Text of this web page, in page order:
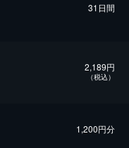
31日間
2,189円
（税込）
1,200円分